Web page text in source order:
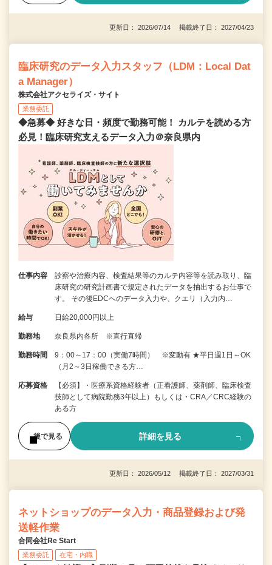
更新日： 2026/07/14 掲載終了日： 2027/04/23
臨床研究のデータ入力スタッフ（LDM：Local Dat
a Manager）
株式会社アクセライズ・サイト
業務委託
◆急募◆ 好きな日・頻度で勤務可能！ カルテを読める方
必見！臨床研究支えるデータ入力＠奈良県内
仕事内容
診察や治療内容、検査結果等のカルテ内容等を読み取り、臨
床研究の研究計画書で規定されたデータを抽出するお仕事で
す。 その後EDCへのデータ入力や、クエリ（入力内…
給与 日給20,000円以上
勤務地 奈良県内各所 ※直行直帰
勤務時間
9：00～17：00（実働7時間） ※変動有 ★平日週1日～OK
（月2～3日稼働できる方…
応募資格
【必須】・医療系資格経験者（正看護師、薬剤師、臨床検査
技師として病院勤務3年以上）もしくは・CRA／CRC経験の
ある方
後で見る 詳細を見る
更新日： 2026/05/12 掲載終了日： 2027/03/31
ネットショップのデータ入力・商品登録および発
送軽作業
合同会社Re Start
業務委託 在宅・内職